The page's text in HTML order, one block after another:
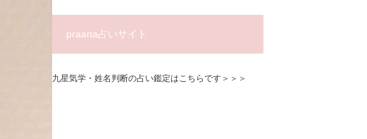
praana占いサイト
九星気学・姓名判断の占い鑑定はこちらです＞＞＞